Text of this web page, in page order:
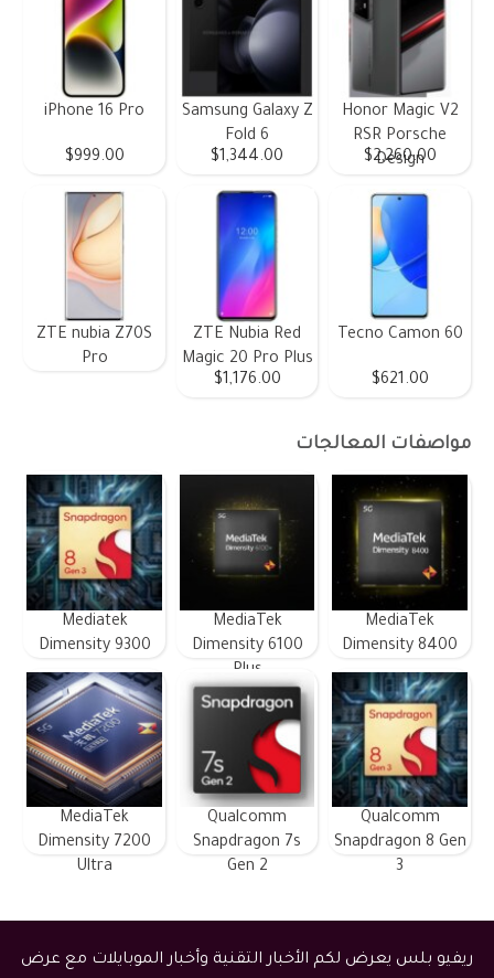
Honor Magic V2
RSR Porsche
Design
$2,260.00
Samsung Galaxy Z
Fold 6
$1,344.00
iPhone 16 Pro
$999.00
Tecno Camon 60
$621.00
ZTE Nubia Red
Magic 20 Pro Plus
$1,176.00
ZTE nubia Z70S
Pro
مواصفات المعالجات
MediaTek
Dimensity 8400
MediaTek
Dimensity 6100
Plus
Mediatek
Dimensity 9300
Qualcomm
Snapdragon 8 Gen
3
Qualcomm
Snapdragon 7s
Gen 2
MediaTek
Dimensity 7200
Ultra
ريفيو بلس يعرض لكم الأخبار التقنية وأخبار الموبايلات مع عرض